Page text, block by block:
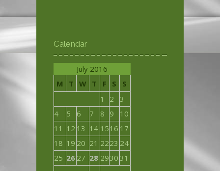
Calendar
July 2016
M
T W T F S S
1 2
3
4
5 6 7 8 9
10
11 12 13 14 1516 17
18 19 20 21 2223 24
25 26 27 28 2930 31